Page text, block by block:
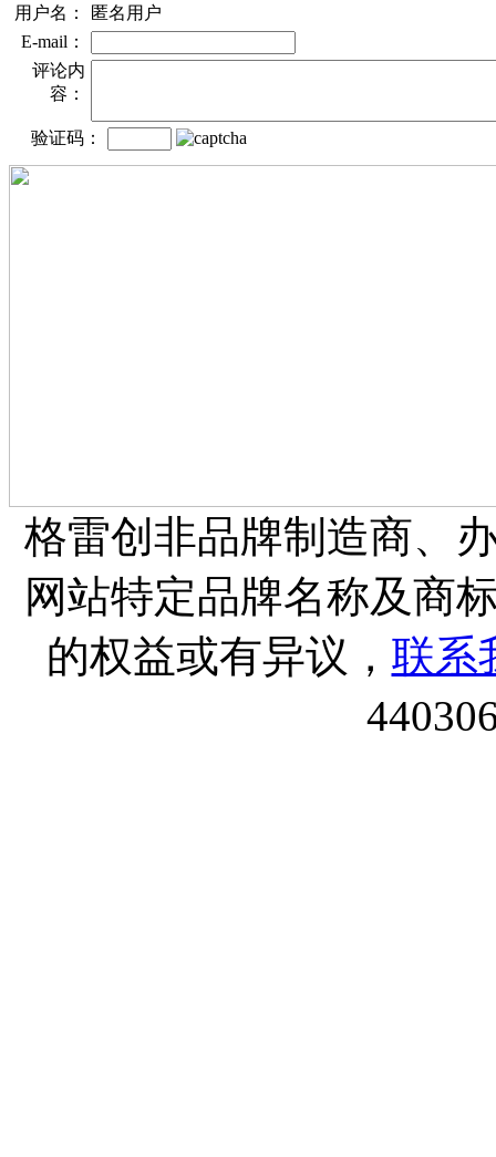
用户名：
匿名用户
E-mail：
评论内
容：
验证码：
格雷创非品牌制造商、
网站特定品牌名称及商
的权益或有异议， 联系